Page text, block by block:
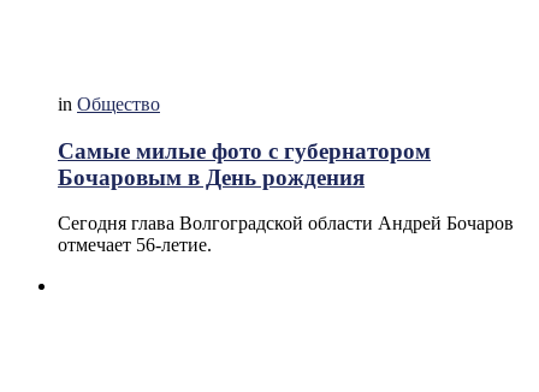
in Общество
Самые милые фото с губернатором
Бочаровым в День рождения
Сегодня глава Волгоградской области Андрей Бочаров
отмечает 56-летие.